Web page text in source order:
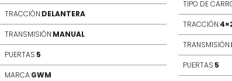
TRACCIÓN:DELANTERA
TRANSMISIÓN:MANUAL
PUERTAS:5
MARCA:GWM
TIPO DE
TRACCIÓN:
TRANSMISIÓN:
PUERTAS:5